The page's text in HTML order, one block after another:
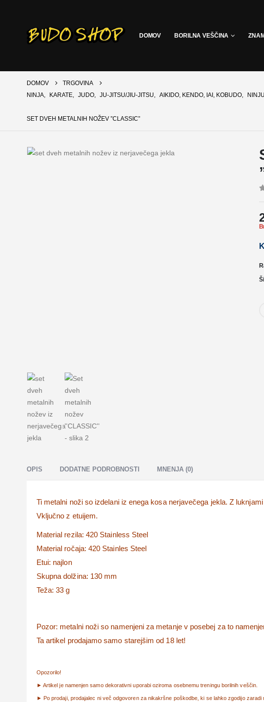
DOMOV BORILNA VEŠČINA
DOMOV
TRGOVINA
NINJA, KARATE, JUDO, JU-JITSU/JIU-JITSU, AIKIDO, KENDO, IAI, KOBUDO,
SET DVEH METALNIH NOŽEV ”CLASSIC”
OPIS DODATNE PODROBNOSTI MNENJA (0)
Ti metalni noži so izdelani iz enega kosa nerjavečega jekla.Z
Vključno z etuijem.
Material rezila: 420 Stainless Steel
Material ročaja: 420 Stainles Steel
Etui: najlon
Skupna dolžina: 130 mm
Teža: 33 g
Pozor: metalni noži so namenjeni za metanje v posebej za to
Ta artikel prodajamo samo starejšim od 18 let!
Opozorilo!
► Artikel je namenjen samo dekorativni uporabi oziroma osebnemu treningu borilnih veščin.
► Po prodaji, prodajalec ni več odgovoren za nikakršne poškodbe, ki se lahko zgodijo